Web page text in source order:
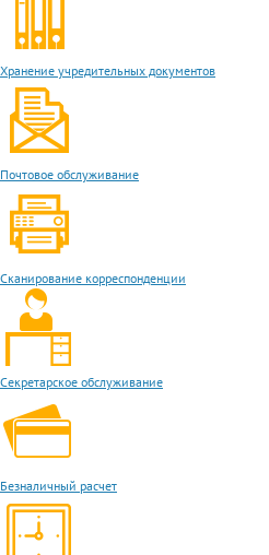
Хранение учредительных документов
Почтовое обслуживание
Сканирование корреспонденции
Секретарское обслуживание
Безналичный расчет